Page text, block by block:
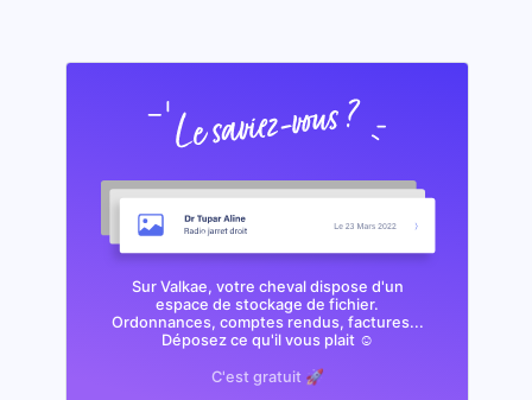
Sur Valkae, votre cheval dispose d'un
espace de stockage de fichier.
Ordonnances, comptes rendus, factures...
Déposez ce qu'il vous plait ☺️
C'est gratuit 🚀